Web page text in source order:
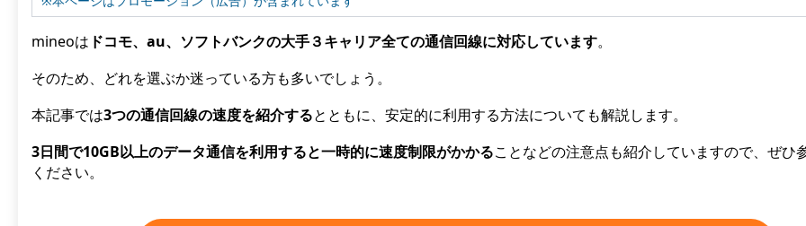
mineoは ドコモ、au、ソフトバンクの大手３キャリア全ての通信回線に対応しています。
そのため、どれを選ぶか迷っている方も多いでしょう。
本記事では3つの通信回線の速度を紹介するとともに、安定的に利用する方法についても解説します。
3日間で10GB以上のデータ通信を利用すると一時的に速度制限がかかることなどの注意点も紹介していますので、ぜひ
ください。